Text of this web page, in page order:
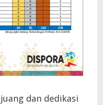
dan dedikasi